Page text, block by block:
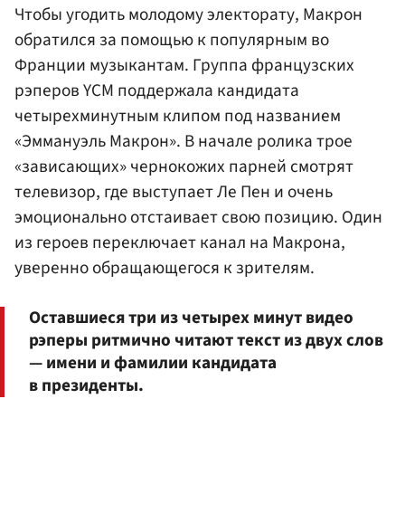
Чтобы угодить молодому электорату, Макрон
обратился за помощью к популярным во
Франции музыкантам. Группа французских
рэперов YCM поддержала кандидата
четырехминутным клипом под названием
«Эммануэль Макрон». В начале ролика трое
«зависающих» чернокожих парней смотрят
телевизор, где выступает Ле Пен и очень
эмоционально отстаивает свою позицию. Один
из героев переключает канал на Макрона,
уверенно обращающегося к зрителям.
Оставшиеся три из четырех минут видео
рэперы ритмично читают текст из двух слов
— имени и фамилии кандидата
в президенты.